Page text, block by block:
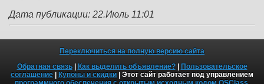
Дата публикации: 22.Июль 11:01
Переключиться на полную версию сайта
Обратная связь| Как выделить объявление?| Пользовательское
соглашение | Купоны и скидки | Этот сайт работает под управлением